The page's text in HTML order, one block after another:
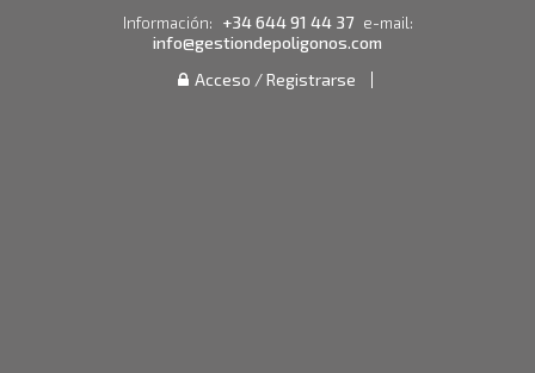
Información: +34 644 91 44 37 e-mail:
info@gestiondepoligonos.com
Acceso / Registrarse